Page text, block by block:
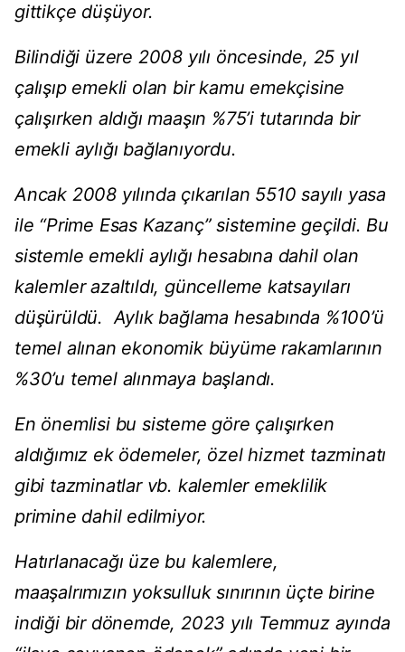
gittikçe düşüyor.
Bilindiği üzere 2008 yılı öncesinde, 25 yıl
çalışıp emekli olan bir kamu emekçisine
çalışırken aldığı maaşın %75’i tutarında bir
emekli aylığı bağlanıyordu.
Ancak 2008 yılında çıkarılan 5510 sayılı yasa
ile “Prime Esas Kazanç” sistemine geçildi. Bu
sistemle emekli aylığı hesabına dahil olan
kalemler azaltıldı, güncelleme katsayıları
düşürüldü. Aylık bağlama hesabında %100’ü
temel alınan ekonomik büyüme rakamlarının
%30’u temel alınmaya başlandı.
En önemlisi bu sisteme göre çalışırken
aldığımız ek ödemeler, özel hizmet tazminatı
gibi tazminatlar vb. kalemler emeklilik
primine dahil edilmiyor.
Hatırlanacağı üze bu kalemlere,
maaşalrımızın yoksulluk sınırının üçte birine
indiği bir dönemde, 2023 yılı Temmuz ayında